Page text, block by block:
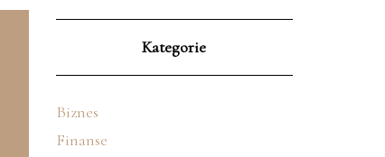
Kategorie
Biznes
Finanse